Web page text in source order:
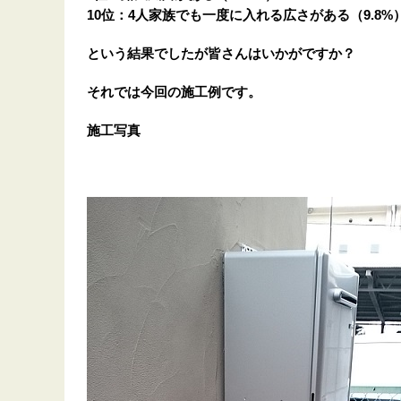
10位：4人家族でも一度に入れる広さがある（9.8%
という結果でしたが皆さんはいかがですか？
それでは今回の施工例です。
施工写真